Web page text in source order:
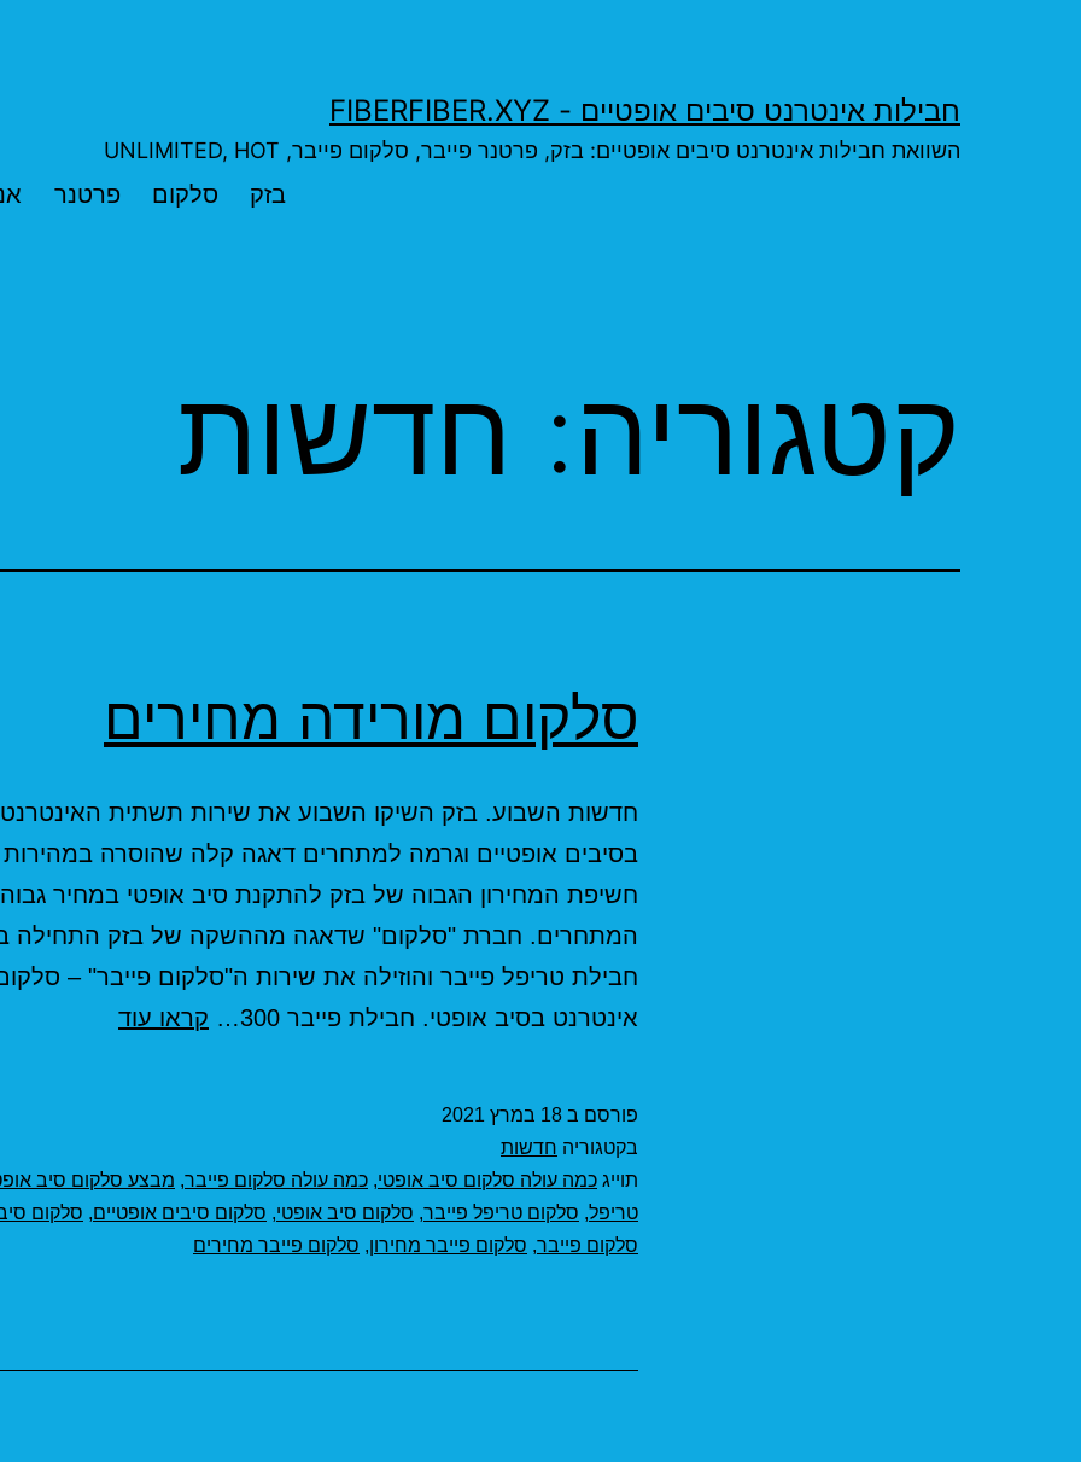
חבילות אינטרנט סיבים אופטיים - FIBERFIBER.XYZ
השוואת חבילות אינטרנט סיבים אופטיים: בזק, פרטנר פייבר, סלקום פייבר, UNLIMITED, HOT
בזק סלקום פרטנר
קטגוריה: חדשות
סלקום מורידה מחירים
חדשות השבוע. בזק השיקו השבוע את שירות תשתית
בסיבים אופטיים וגרמה למתחרים דאגה קלה שהוסרה
חשיפת המחירון הגבוה של בזק להתקנת סיב אופטי במחיר
המתחרים. חברת "סלקום" שדאגה מההשקה של בזק התחילה
חבילת טריפל פייבר והוזילה את שירות ה"סלקום פייבר" –
אינטרנט בסיב אופטי. חבילת פייבר 300…
קראו עודסלקום
פורסם ב 18 במרץ 2021
בקטגוריה חדשות
תוייג כמה עולה סלקום סיב אופטי, כמה עולה סלקום פייבר, מבצע סלקום סיב
טריפל, סלקום טריפל פייבר, סלקום סיב אופטי, סלקום סיבים אופטיים, סלקום
סלקום פייבר, סלקום פייבר מחירון, סלקום פייבר מחירים